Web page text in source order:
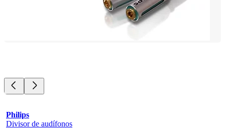
Philips
Divisor de audífonos